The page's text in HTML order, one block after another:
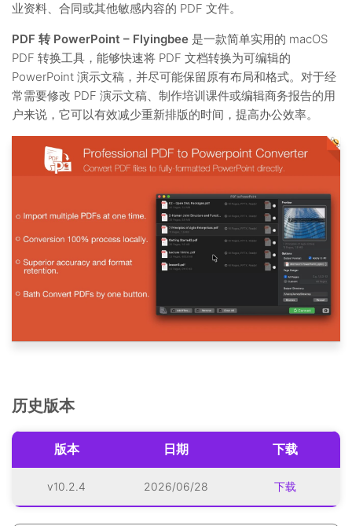
业资料、合同或其他敏感内容的 PDF 文件。
PDF 转 PowerPoint – Flyingbee 是一款简单实用的 macOS
PDF 转换工具，能够快速将 PDF 文档转换为可编辑的
PowerPoint 演示文稿，并尽可能保留原有布局和格式。对于经
常需要修改 PDF 演示文稿、制作培训课件或编辑商务报告的用
户来说，它可以有效减少重新排版的时间，提高办公效率。
历史版本
版本 日期 下载
v10.2.4 2026/06/28 下载